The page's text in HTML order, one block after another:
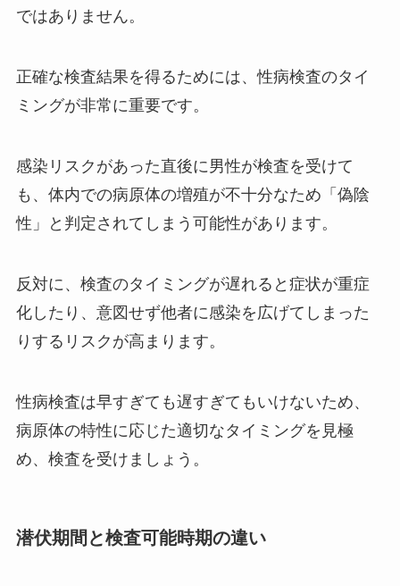
ではありません。
正確な検査結果を得るためには、性病検査のタイ
ミングが非常に重要です。
感染リスクがあった直後に男性が検査を受けて
も、体内での病原体の増殖が不十分なため「偽陰
性」と判定されてしまう可能性があります。
反対に、検査のタイミングが遅れると症状が重症
化したり、意図せず他者に感染を広げてしまった
りするリスクが高まります。
性病検査は早すぎても遅すぎてもいけないため、
病原体の特性に応じた適切なタイミングを見極
め、検査を受けましょう。
潜伏期間と検査可能時期の違い